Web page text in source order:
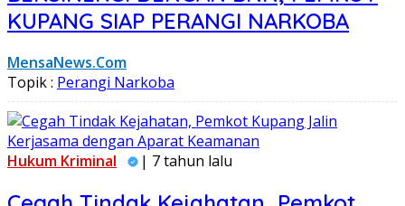
KUPANG SIAP PERANGI NARKOBA
MensaNews.Com
Topik : Perangi Narkoba
Hukum Kriminal | 7 tahun lalu